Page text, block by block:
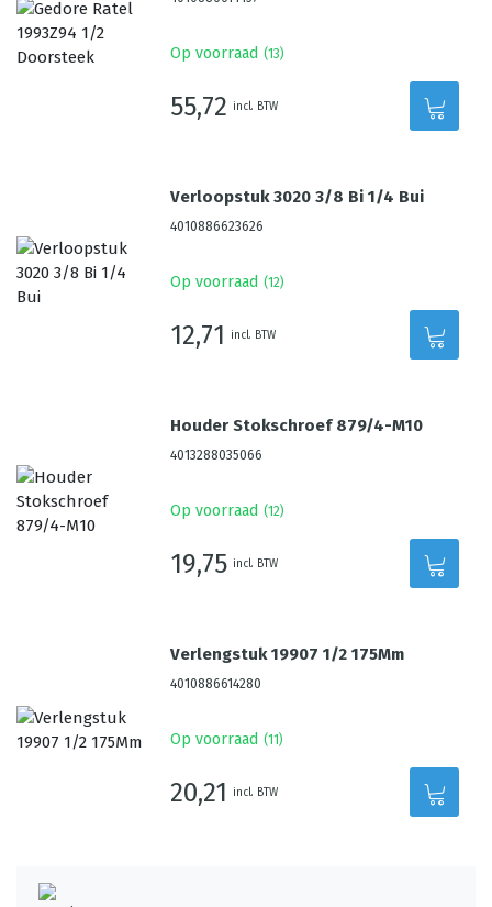
Op voorraad (13)
55,72 incl. BTW
Verloopstuk 3020 3/8 Bi 1/4 Bui
4010886623626
Op voorraad (12)
12,71 incl. BTW
Houder Stokschroef 879/4-M10
4013288035066
Op voorraad (12)
19,75 incl. BTW
Verlengstuk 19907 1/2 175Mm
4010886614280
Op voorraad (11 )
20,21 incl. BTW